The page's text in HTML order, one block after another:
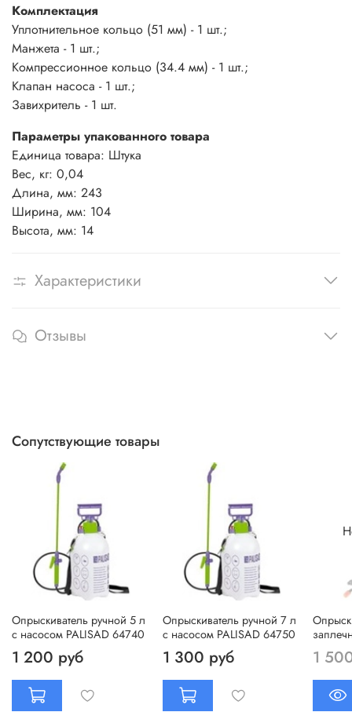
Комплектация
Уплотнительное кольцо (51 мм) - 1 шт.;
Манжета - 1 шт.;
Компрессионное кольцо (34.4 мм) - 1 шт.;
Клапан насоса - 1 шт.;
Завихритель - 1 шт.
Параметры упакованного товара
Единица товара: Штука
Вес, кг: 0,04
Длина, мм: 243
Ширина, мм: 104
Высота, мм: 14
Характеристики
Отзывы
Сопутствующие товары
Опрыскиватель ручной 5 л
с насосом PALISAD 64740
1 200 руб
Опрыскиватель ручной 7 л
с насосом PALISAD 64750
1 300 руб 1